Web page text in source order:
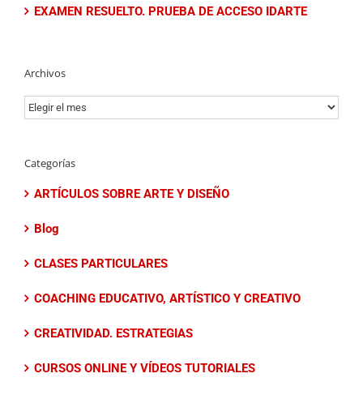
EXAMEN RESUELTO. PRUEBA DE ACCESO IDARTE
Archivos
Archivos
Categorías
ARTÍCULOS SOBRE ARTE Y DISEÑO
Blog
CLASES PARTICULARES
COACHING EDUCATIVO, ARTÍSTICO Y CREATIVO
CREATIVIDAD. ESTRATEGIAS
CURSOS ONLINE Y VÍDEOS TUTORIALES